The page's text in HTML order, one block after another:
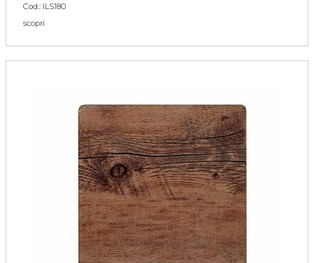
Cod.: ILS180
scopri